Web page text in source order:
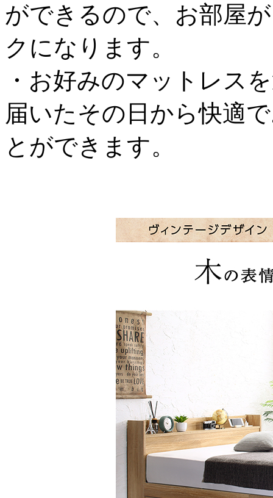
ができるので、お部屋
クになります。
・お好みのマットレス
届いたその日から快適
とができます。